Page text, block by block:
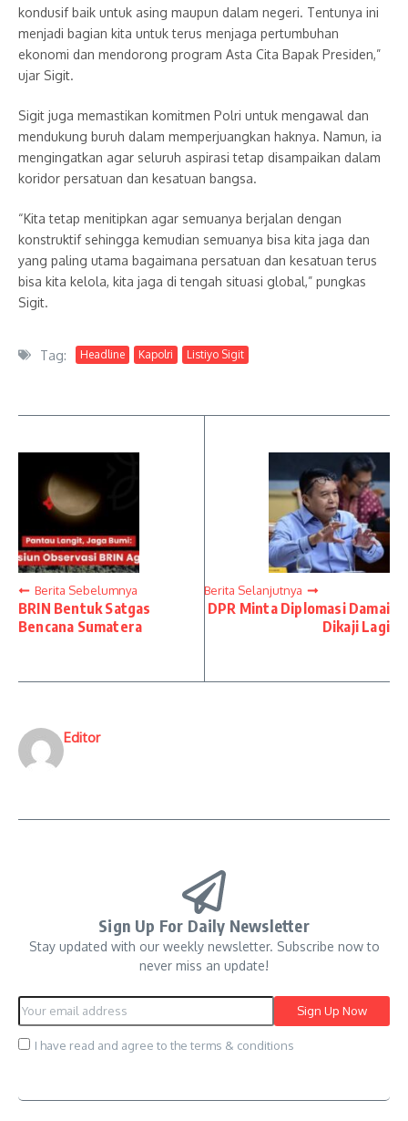
kondusif baik untuk asing maupun dalam negeri. Tentunya ini
menjadi bagian kita untuk terus menjaga pertumbuhan
ekonomi dan mendorong program Asta Cita Bapak Presiden,”
ujar Sigit.
Sigit juga memastikan komitmen Polri untuk mengawal dan
mendukung buruh dalam memperjuangkan haknya. Namun, ia
mengingatkan agar seluruh aspirasi tetap disampaikan dalam
koridor persatuan dan kesatuan bangsa.
“Kita tetap menitipkan agar semuanya berjalan dengan
konstruktif sehingga kemudian semuanya bisa kita jaga dan
yang paling utama bagaimana persatuan dan kesatuan terus
bisa kita kelola, kita jaga di tengah situasi global,” pungkas
Sigit.
Tag: Headline Kapolri Listiyo Sigit
Berita Sebelumnya
BRIN Bentuk Satgas
Bencana Sumatera
Berita Selanjutnya
DPR Minta Diplomasi Damai
Dikaji Lagi
Editor
Sign Up For Daily Newsletter
Stay updated with our weekly newsletter. Subscribe now to
never miss an update!
I have read and agree to the terms & conditions